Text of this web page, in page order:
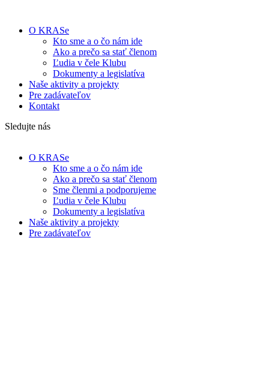
O KRASe
Kto sme a o čo nám ide
Ako a prečo sa stať členom
Ľudia v čele Klubu
Dokumenty a legislatíva
Naše aktivity a projekty
Pre zadávateľov
Kontakt
Sledujte nás
O KRASe
Kto sme a o čo nám ide
Ako a prečo sa stať členom
Sme členmi a podporujeme
Ľudia v čele Klubu
Dokumenty a legislatíva
Naše aktivity a projekty
Pre zadávateľov